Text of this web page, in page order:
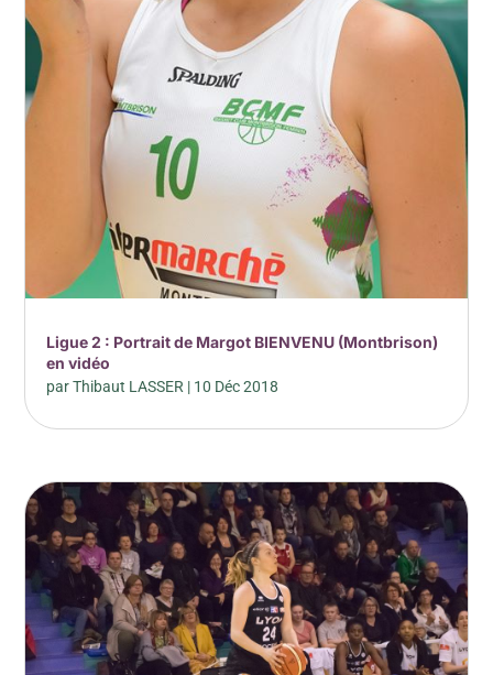
Ligue 2 : Portrait de Margot BIENVENU (Montbrison)
en vidéo
parThibaut LASSER | 10 Déc 2018